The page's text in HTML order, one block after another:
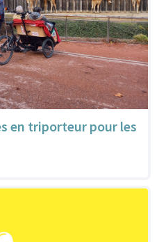
en triporteur pour les